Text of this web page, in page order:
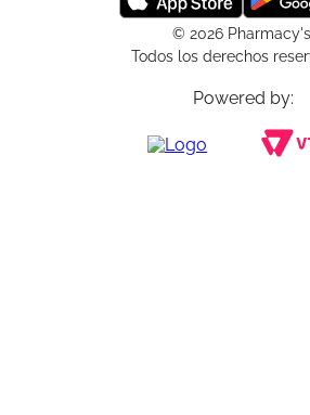
© 2026
Todos los derechos
Powered by: